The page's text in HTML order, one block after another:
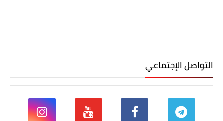
التواصل الإجتماعي